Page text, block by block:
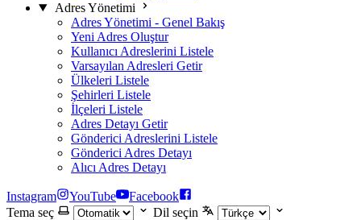
Adres Yönetimi
Adres Yönetimi - Genel Bakış
Yeni Adres Oluştur
Kullanıcı Adreslerini Listele
Varsayılan Adresleri Getir
Ülkeleri Listele
Şehirleri Listele
İlçeleri Listele
Adres Detayı Getir
Gönderici Adreslerini Listele
Gönderici Adres Detayı
Alıcı Adres Detayı
Instagram YouTube
Facebook
Tema seç
Dil seçin